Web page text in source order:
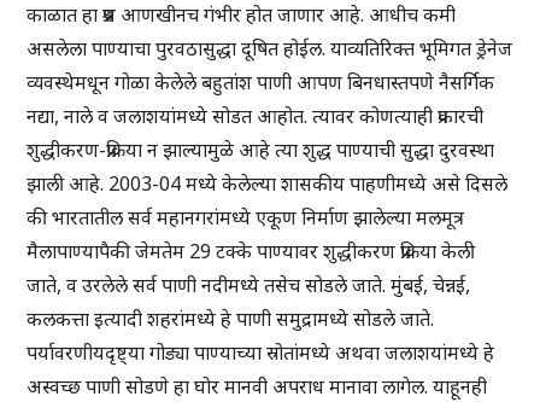
काळात हा प्रश्न आणखीनच गंभीर होत जाणार आहे. आधीच कमी
असलेला पाण्याचा पुरवठासुद्धा दूषित होईल. याव्यतिरिक्त भूमिगत ड्रेनेज
व्यवस्थेमधून गोळा केलेले बहुतांश पाणी आपण बिनधास्तपणे नैसर्गिक
नद्या, नाले व जलाशयांमध्ये सोडत आहोत. त्यावर कोणत्याही प्रकारची
शुद्धीकरण-प्रक्रिया न झाल्यामुळे आहे त्या शुद्ध पाण्याची सुद्धा दुरवस्था
झाली आहे. 2003-04 मध्ये केलेल्या शासकीय पाहणीमध्ये असे दिसले
की भारतातील सर्व महानगरांमध्ये एकूण निर्माण झालेल्या मलमूत्र
मैलापाण्यापैकी जेमतेम 29 टक्के पाण्यावर शुद्धीकरण प्रक्रिया केली
जाते, व उरलेले सर्व पाणी नदीमध्ये तसेच सोडले जाते. मुंबई, चेन्नई,
कलकत्ता इत्यादी शहरांमध्ये हे पाणी समुद्रामध्ये सोडले जाते.
पर्यावरणीयदृष्ट्या गोड्या पाण्याच्या स्रोतांमध्ये अथवा जलाशयांमध्ये हे
अस्वच्छ पाणी सोडणे हा घोर मानवी अपराध मानावा लागेल. याहूनही